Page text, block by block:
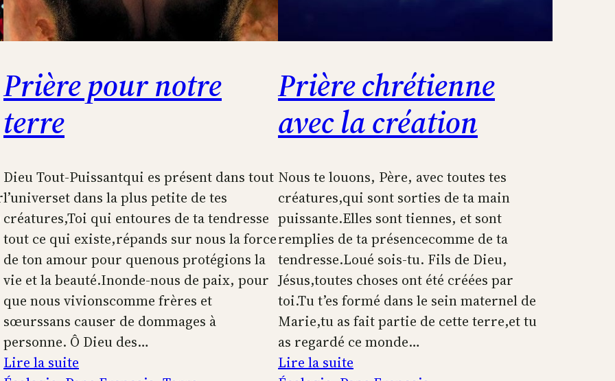
Prière pour notre
terre
Dieu Tout-Puissantqui es présent dans tout
l’universet dans la plus petite de tes
créatures,Toi qui entoures de ta tendresse
tout ce qui existe,répands sur nous la force
de ton amour pour quenous protégions la
vie et la beauté.Inonde-nous de paix, pour
que nous vivionscomme frères et
sœurssans causer de dommages à
personne. Ô Dieu des…
Lire la suite
Prière chrétienne
avec la création
Nous te louons, Père, avec toutes tes
créatures,qui sont sorties de ta main
puissante.Elles sont tiennes, et sont
remplies de ta présencecomme de ta
tendresse.Loué sois-tu. Fils de Dieu,
Jésus,toutes choses ont été créées par
toi.Tu t’es formé dans le sein maternel de
Marie,tu as fait partie de cette terre,et tu
as regardé ce monde…
Lire la suite